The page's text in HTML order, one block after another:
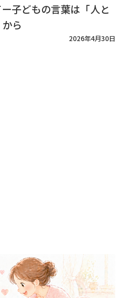
子どもの言葉は「人と
ら
2026年4月30日